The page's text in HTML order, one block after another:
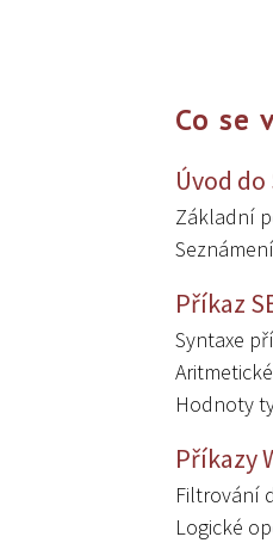
Co se
Úvod
Základní
Příkaz
Syntaxe
Hodnoty
Příkazy
Filtrování
Logické